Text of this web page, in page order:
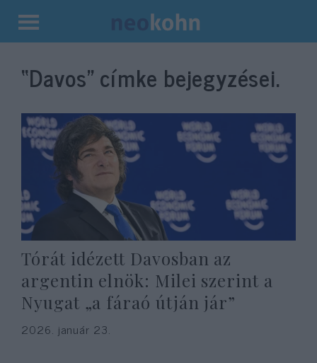
Kilépés
tartalomba
“Davos”címke bejegyzései.
Tórát idézett Davosban az
argentin elnök: Milei szerint a
Nyugat „a fáraó útján jár”
2026. január 23.